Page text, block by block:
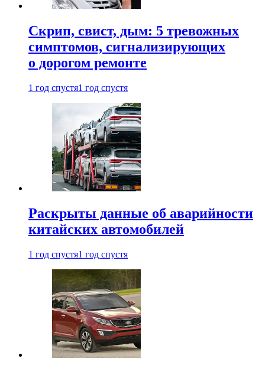
Скрип, свист, дым: 5 тревожных
симптомов, сигнализирующих
о дорогом ремонте
1 год спустя1 год спустя
Раскрыты данные об аварийности
китайских автомобилей
1 год спустя1 год спустя